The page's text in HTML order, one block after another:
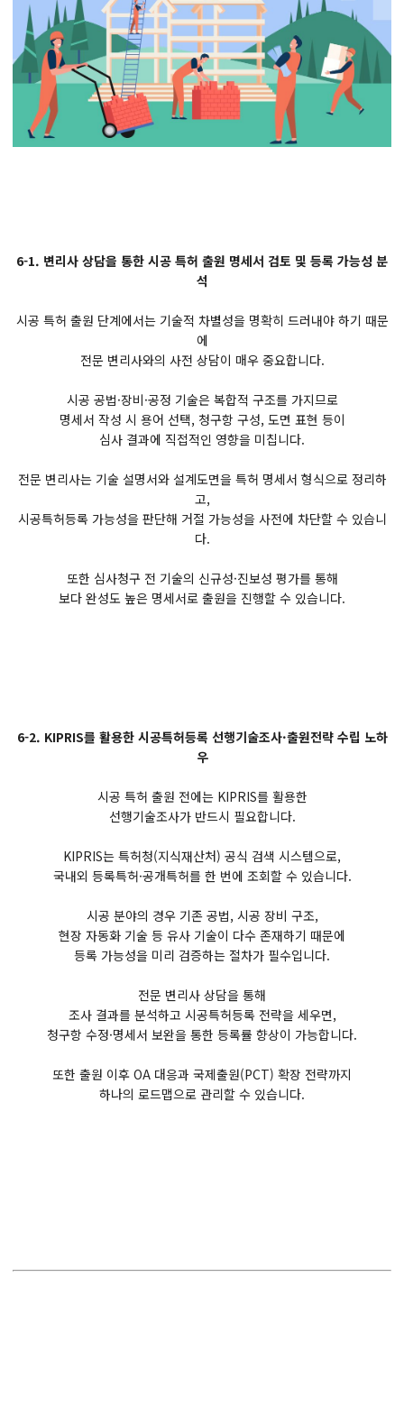
6-1. 변리사 상담을 통한 시공 특허 출원 명세서 검토 및 등록 가능성 분
석
시공 특허 출원 단계에서는 기술적 차별성을 명확히 드러내야 하기 때문
에
전문 변리사와의 사전 상담이 매우 중요합니다.
시공 공법·장비·공정 기술은 복합적 구조를 가지므로
명세서 작성 시 용어 선택, 청구항 구성, 도면 표현 등이
심사 결과에 직접적인 영향을 미칩니다.
전문 변리사는 기술 설명서와 설계도면을 특허 명세서 형식으로 정리하
고,
시공특허등록 가능성을 판단해 거절 가능성을 사전에 차단할 수 있습니
다.
또한 심사청구 전 기술의 신규성·진보성 평가를 통해
보다 완성도 높은 명세서로 출원을 진행할 수 있습니다.
6-2. KIPRIS를 활용한 시공특허등록 선행기술조사·출원전략 수립 노하
우
시공 특허 출원 전에는 KIPRIS를 활용한
선행기술조사가 반드시 필요합니다.
KIPRIS는 특허청(지식재산처) 공식 검색 시스템으로,
국내외 등록특허·공개특허를 한 번에 조회할 수 있습니다.
시공 분야의 경우 기존 공법, 시공 장비 구조,
현장 자동화 기술 등 유사 기술이 다수 존재하기 때문에
등록 가능성을 미리 검증하는 절차가 필수입니다.
전문 변리사 상담을 통해
조사 결과를 분석하고 시공특허등록 전략을 세우면,
청구항 수정·명세서 보완을 통한 등록률 향상이 가능합니다.
또한 출원 이후 OA 대응과 국제출원(PCT) 확장 전략까지
하나의 로드맵으로 관리할 수 있습니다.